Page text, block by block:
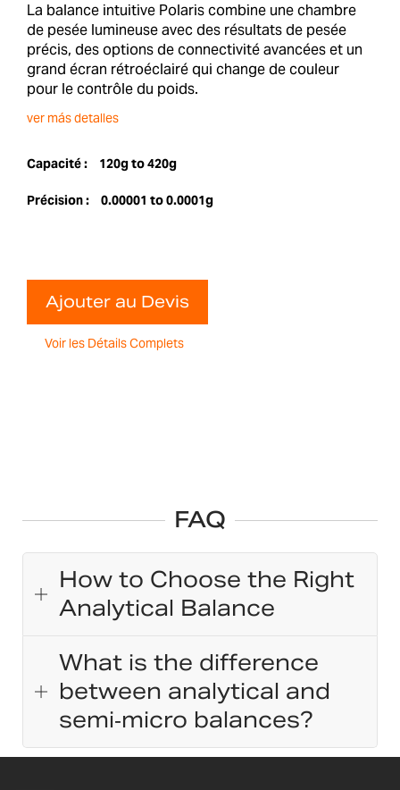
La balance intuitive Polaris combine une chambre
de pesée lumineuse avec des résultats de pesée
précis, des options de connectivité avancées et un
grand écran rétroéclairé qui change de couleur
pour le contrôle du poids.
ver más detalles
Capacité : 120g to 420g
Précision : 0.00001 to 0.0001g
Ajouter au Devis
Voir les Détails Complets
FAQ
How to Choose the Right
Analytical Balance
What is the difference
between analytical and
semi‑micro balances?